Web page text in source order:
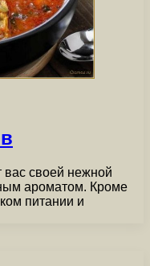
вас своей нежной
ароматом. Кроме
питании и